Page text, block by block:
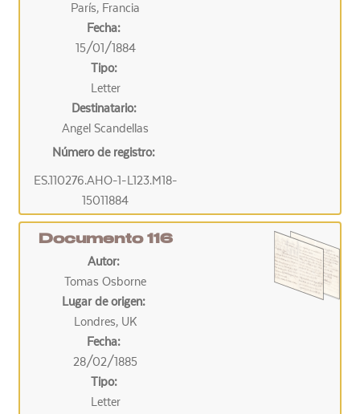
París, Francia
Fecha:
15/01/1884
Tipo:
Letter
Destinatario:
Angel Scandellas
Número de registro:
ES.110276.AHO-1-L123.M18-
15011884
Documento 116
Autor:
Tomas Osborne
Lugar de origen:
Londres, UK
Fecha:
28/02/1885
Tipo:
Letter